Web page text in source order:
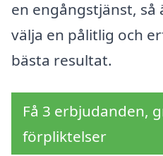
en engångstjänst,
välja en pålitlig och
bästa resultat.
Få 3 erbjudanden,
förpliktelser